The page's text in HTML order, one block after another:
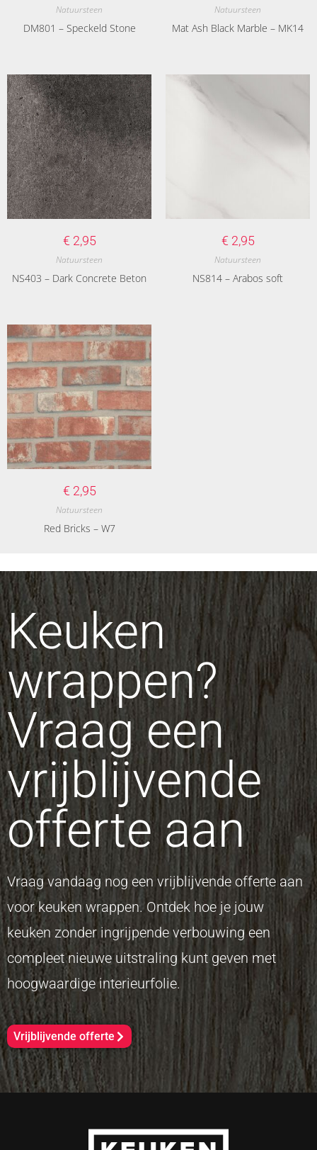
Natuursteen
DM801 – Speckeld Stone
Natuursteen
Mat Ash Black Marble – MK14
€ 2,95
Natuursteen
NS403 – Dark Concrete Beton
€ 2,95
Natuursteen
NS814 – Arabos soft
€ 2,95
Natuursteen
Red Bricks – W7
Keuken
wrappen?
Vraag een
vrijblijvende
offerte aan
Vraag vandaag nog een vrijblijvende offerte aan
voor keuken wrappen. Ontdek hoe je jouw
keuken zonder ingrijpende verbouwing een
compleet nieuwe uitstraling kunt geven met
hoogwaardige interieurfolie.
Vrijblijvende offerte